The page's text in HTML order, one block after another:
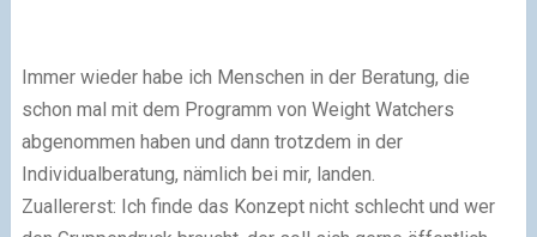
Immer wieder habe ich Menschen in der Beratung, die
schon mal mit dem Programm von Weight Watchers
abgenommen haben und dann trotzdem in der
Individualberatung, nämlich bei mir, landen.
Zuallererst: Ich finde das Konzept nicht schlecht und wer